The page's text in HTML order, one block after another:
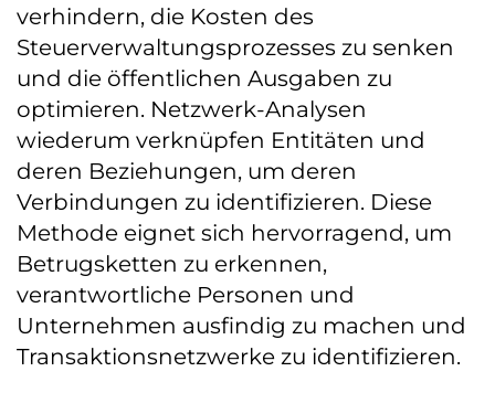
verhindern, die Kosten des
Steuerverwaltungsprozesses zu senken
und die öffentlichen Ausgaben zu
optimieren. Netzwerk-Analysen
wiederum verknüpfen Entitäten und
deren Beziehungen, um deren
Verbindungen zu identifizieren. Diese
Methode eignet sich hervorragend, um
Betrugsketten zu erkennen,
verantwortliche Personen und
Unternehmen ausfindig zu machen und
Transaktionsnetzwerke zu identifizieren.